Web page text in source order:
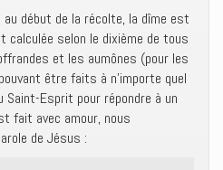
début de la récolte, la dîme est
calculée selon le dixième de tous
et les aumônes (pour les
être faits à n’importe quel
Saint-Esprit pour répondre à un
fait avec amour, nous
de Jésus :